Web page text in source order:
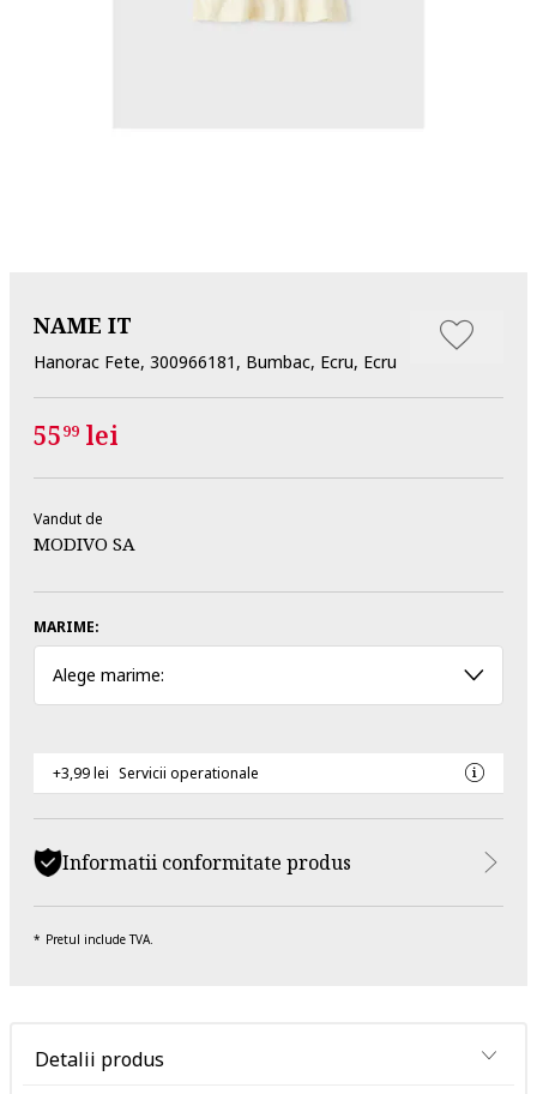
NAME IT
Hanorac Fete, 300966181, Bumbac, Ecru, Ecru
5599 lei
Vandut de
MODIVO SA
MARIME:
Alege marime:
+3,99 lei Servicii operationale
Informatii conformitate produs
Pretul include TVA.
Detalii produs